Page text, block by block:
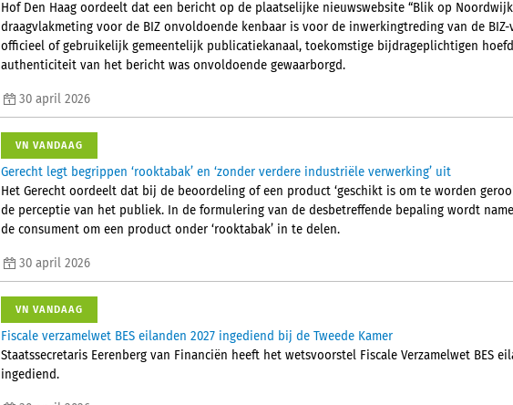
Hof Den Haag oordeelt dat een bericht op de plaatselijke nieuwswebsite “Blik op
draagvlakmeting voor de BIZ onvoldoende kenbaar is voor de inwerkingtreding van de
officieel of gebruikelijk gemeentelijk publicatiekanaal, toekomstige bijdrageplichtigen
authenticiteit van het bericht was onvoldoende gewaarborgd.
30 april 2026
VN VANDAAG
Gerecht legt begrippen ‘rooktabak’ en ‘zonder verdere industriële verwerking’ uit
Het Gerecht oordeelt dat bij de beoordeling of een product ‘geschikt is om te worden
de perceptie van het publiek. In de formulering van de desbetreffende bepaling wordt
de consument om een product onder ‘rooktabak’ in te delen.
30 april 2026
VN VANDAAG
Fiscale verzamelwet BES eilanden 2027 ingediend bij de Tweede Kamer
Staatssecretaris Eerenberg van Financiën heeft het wetsvoorstel Fiscale Verzamelwet BES
ingediend.